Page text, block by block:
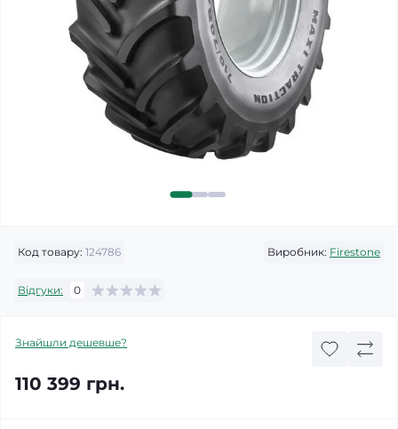
Код товару: 124786 Виробник: Firestone
Відгуки: 0
Знайшли дешевше?
110 399 грн.